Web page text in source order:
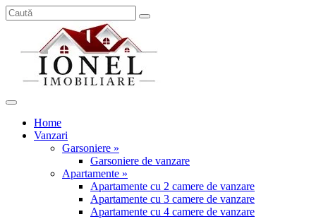
Home
Vanzari
Garsoniere »
Garsoniere de vanzare
Apartamente »
Apartamente cu 2 camere de vanzare
Apartamente cu 3 camere de vanzare
Apartamente cu 4 camere de vanzare